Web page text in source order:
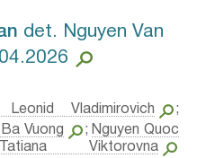
det. Nguyen Van
Leonid Vladimirovich
;
Ba Vuong ; Nguyen Quoc
Viktorovna